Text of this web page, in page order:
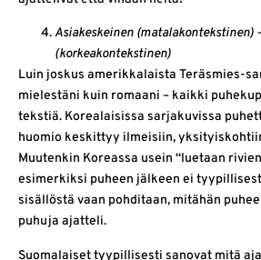
Asiakeskeinen (matalakontekstinen)
(korkeakontekstinen)
Luin joskus amerikkalaista Teräsmies-
mielestäni kuin romaani – kaikki
tekstiä. Korealaisissa sarjakuvissa
huomio keskittyy ilmeisiin,
Muutenkin Koreassa usein “luetaan
esimerkiksi puheen jälkeen ei
sisällöstä vaan pohditaan, mitähän
puhuja ajatteli.
Suomalaiset tyypillisesti sanovat mitä